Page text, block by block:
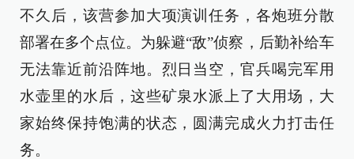
不久后，该营参加大项演训任务，各炮班分散
部署在多个点位。为躲避“敌”侦察，后勤补给车
无法靠近前沿阵地。烈日当空，官兵喝完军用
水壶里的水后，这些矿泉水派上了大用场，大
家始终保持饱满的状态，圆满完成火力打击任
务。